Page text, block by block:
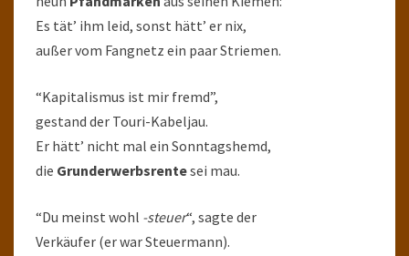
Es tät’ ihm leid, sonst hätt’ er nix,
außer vom Fangnetz ein paar Striemen.
“Kapitalismus ist mir fremd”,
gestand der Touri-Kabeljau.
Er hätt’ nicht mal ein Sonntagshemd,
die Grunderwerbsrentesei mau.
“Du meinst wohl -steuer“, sagte der
Verkäufer (er war Steuermann).